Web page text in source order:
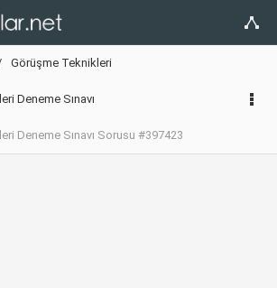
Görüşme Teknikleri
Deneme Sınavı
Deneme Sınavı Sorusu #397423